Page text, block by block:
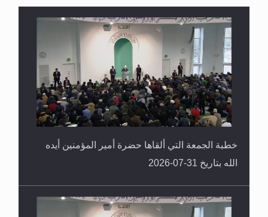
حقيقة المسيح الدجال
خطبة الجمعة التي ألقاها حضرة أمير المؤمنين أيده
الله بتاريخ 31-07-2026